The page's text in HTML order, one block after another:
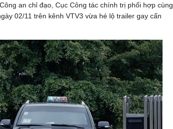
an chỉ đạo, Cục Công tác chính trị phối hợp cùng
02/11 trên kênh VTV3 vừa hé lộ trailer gay cấn